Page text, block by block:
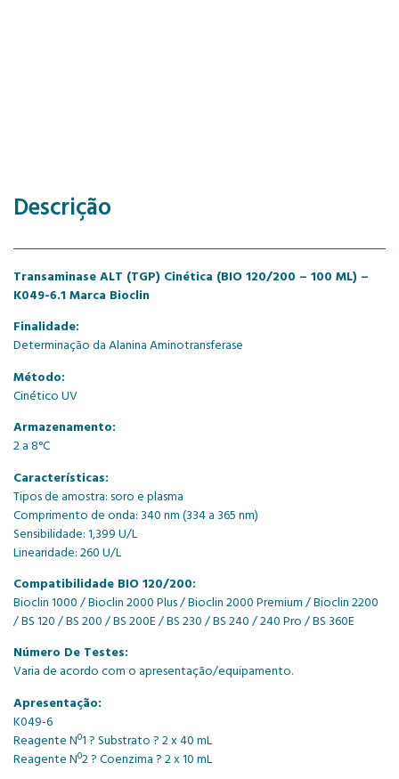
Descrição
Transaminase ALT (TGP) Cinética (BIO 120/200 – 100 ML) –
K049-6.1 Marca Bioclin
Finalidade:
Determinação da Alanina Aminotransferase
Método:
Cinético UV
Armazenamento:
2 a 8°C
Características:
Tipos de amostra: soro e plasma
Comprimento de onda: 340 nm (334 a 365 nm)
Sensibilidade: 1,399 U/L
Linearidade: 260 U/L
Compatibilidade BIO 120/200:
Bioclin 1000 / Bioclin 2000 Plus / Bioclin 2000 Premium / Bioclin 2200
/ BS 120 / BS 200 / BS 200E / BS 230 / BS 240 / 240 Pro / BS 360E
Número De Testes:
Varia de acordo com o apresentação/equipamento.
Apresentação:
K049-6
Reagente Nº1 ? Substrato ? 2 x 40 mL
Reagente Nº2 ? Coenzima ? 2 x 10 mL